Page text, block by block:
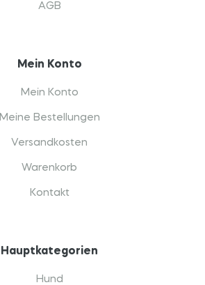
AGB
Mein Konto
Mein Konto
Meine Bestellungen
Versandkosten
Warenkorb
Kontakt
Hauptkategorien
Hund